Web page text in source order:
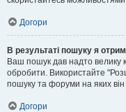
Догори
В результаті пошуку я
Ваш пошук дав надто велику
обробити. Використайте
пошуку та форуми на яких
Догори